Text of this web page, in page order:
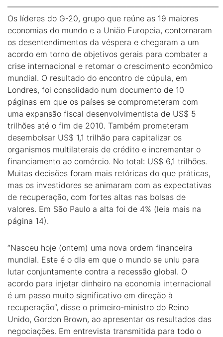
——————————————————————————–
Os líderes do G-20, grupo que reúne as 19 maiores
economias do mundo e a União Europeia, contornaram
os desentendimentos da véspera e chegaram a um
acordo em torno de objetivos gerais para combater a
crise internacional e retomar o crescimento econômico
mundial. O resultado do encontro de cúpula, em
Londres, foi consolidado num documento de 10
páginas em que os países se comprometeram com
uma expansão fiscal desenvolvimentista de US$ 5
trilhões até o fim de 2010. Também prometeram
desembolsar US$ 1,1 trilhão para capitalizar os
organismos multilaterais de crédito e incrementar o
financiamento ao comércio. No total: US$ 6,1 trilhões.
Muitas decisões foram mais retóricas do que práticas,
mas os investidores se animaram com as expectativas
de recuperação, com fortes altas nas bolsas de
valores. Em São Paulo a alta foi de 4% (leia mais na
página 14).
“Nasceu hoje (ontem) uma nova ordem financeira
mundial. Este é o dia em que o mundo se uniu para
lutar conjuntamente contra a recessão global. O
acordo para injetar dinheiro na economia internacional
é um passo muito significativo em direção à
recuperação”, disse o primeiro-ministro do Reino
Unido, Gordon Brown, ao apresentar os resultados das
negociações. Em entrevista transmitida para todo o